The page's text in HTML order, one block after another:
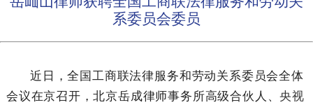
系委员会委员
近日，全国工商联法律服务和劳动关系委员会全体
会议在京召开，北京岳成律师事务所高级合伙人、央视